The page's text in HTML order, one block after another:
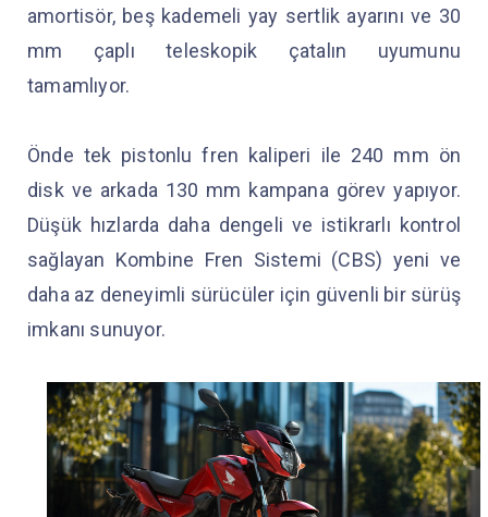
amortisör, beş kademeli yay sertlik ayarını ve 30
mm çaplı teleskopik çatalın uyumunu
tamamlıyor.
Önde tek pistonlu fren kaliperi ile 240 mm ön
disk ve arkada 130 mm kampana görev yapıyor.
Düşük hızlarda daha dengeli ve istikrarlı kontrol
sağlayan Kombine Fren Sistemi (CBS) yeni ve
daha az deneyimli sürücüler için güvenli bir sürüş
imkanı sunuyor.